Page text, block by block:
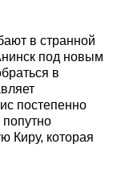
в странной
под новым
в
постепенно
попутно
Киру, которая